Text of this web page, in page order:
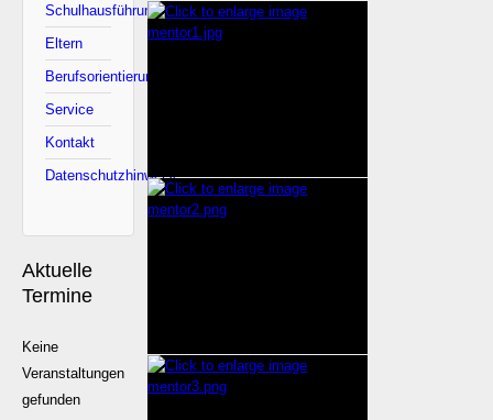
Schulhausführung
Eltern
Berufsorientierung
Service
Kontakt
Datenschutzhinweise
Aktuelle
Termine
Keine
Veranstaltungen
gefunden